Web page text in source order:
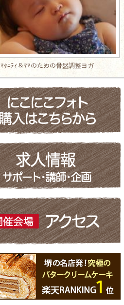
ﾏﾀﾆﾃｨ＆ﾏﾏのための骨盤調整ヨガ